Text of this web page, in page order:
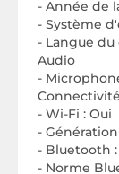
- Année de
- Système
- Langue du
Audio
-
Connectivité
- Wi-Fi : Oui
- Génération
- Bluetooth :
- Norme